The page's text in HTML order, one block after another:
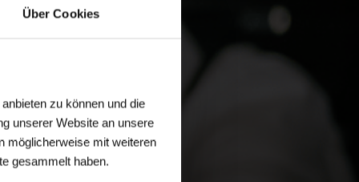
Über Cookies
zu können und die
unserer Website an unsere
möglicherweise mit weiteren
gesammelt haben.